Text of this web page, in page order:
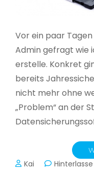
Vor ein paar
Admin gefragt wie
erstelle. Konkret
bereits
nicht mehr ohne
„Problem“ an der
Kai